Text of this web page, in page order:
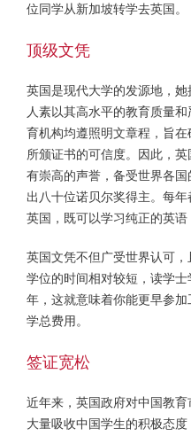
位同学从新加坡转学去英国。
顶级文凭
英国是现代大学的发源地，
人素以其高水平的教育质量
育机构均遵照明文章程，旨
所颁证书的可信度。因此，
有崇高的声誉，备受世界各
出八十位诺贝尔奖得主。每
英国，既可以学习纯正的英语
英国文凭不但广受世界认可
学位的时间相对较短，读学
年，这就意味着你能更早参
学总费用。
签证宽松
近年来，英国政府对中国教
大量吸收中国学生的积极态